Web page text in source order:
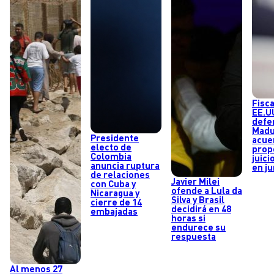
Al menos 27
Presidente
electo de
Colombia
anuncia ruptura
de relaciones
con Cuba y
Nicaragua y
cierre de 14
embajadas
Javier Milei
ofende a Lula da
Silva y Brasil
decidirá en 48
horas si
endurece su
respuesta
en